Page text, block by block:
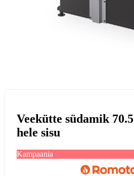
Veekütte südamik
hele sisu
Kampaania